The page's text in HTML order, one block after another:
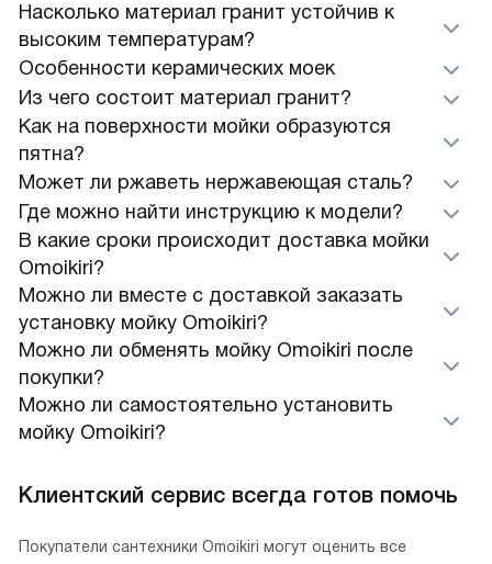
Насколько материал гранит устойчив к
высоким температурам?
Особенности керамических моек
Из чего состоит материал гранит?
Как на поверхности мойки образуются
пятна?
Может ли ржаветь нержавеющая сталь?
Где можно найти инструкцию к модели?
В какие сроки происходит доставка мойки
Omoikiri?
Можно ли вместе с доставкой заказать
установку мойку Omoikiri?
Можно ли обменять мойку Omoikiri после
покупки?
Можно ли самостоятельно установить
мойку Omoikiri?
Клиентский сервис всегда готов помочь
Покупатели сантехники Omoikiri могут оценить все